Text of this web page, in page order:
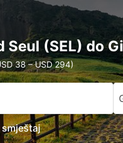
Seul (SEL) do
38 – USD 294)